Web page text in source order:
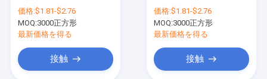
価格:$1.81-$2.76
MOQ:3000正方形
最新価格を得る
接触
価格:$1.81-$2.76
MOQ:3000正方形
最新価格を得る
接触